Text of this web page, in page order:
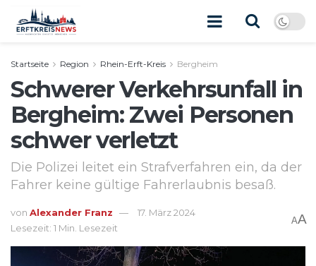
Startseite Region Rhein-Erft-Kreis Bergheim
Schwerer Verkehrsunfall in
Bergheim: Zwei Personen
schwer verletzt
Die Polizei leitet ein Strafverfahren ein, da der
Fahrer keine gültige Fahrerlaubnis besaß.
von Alexander Franz
17. März 2024
Lesezeit: 1 Min. Lesezeit
AA